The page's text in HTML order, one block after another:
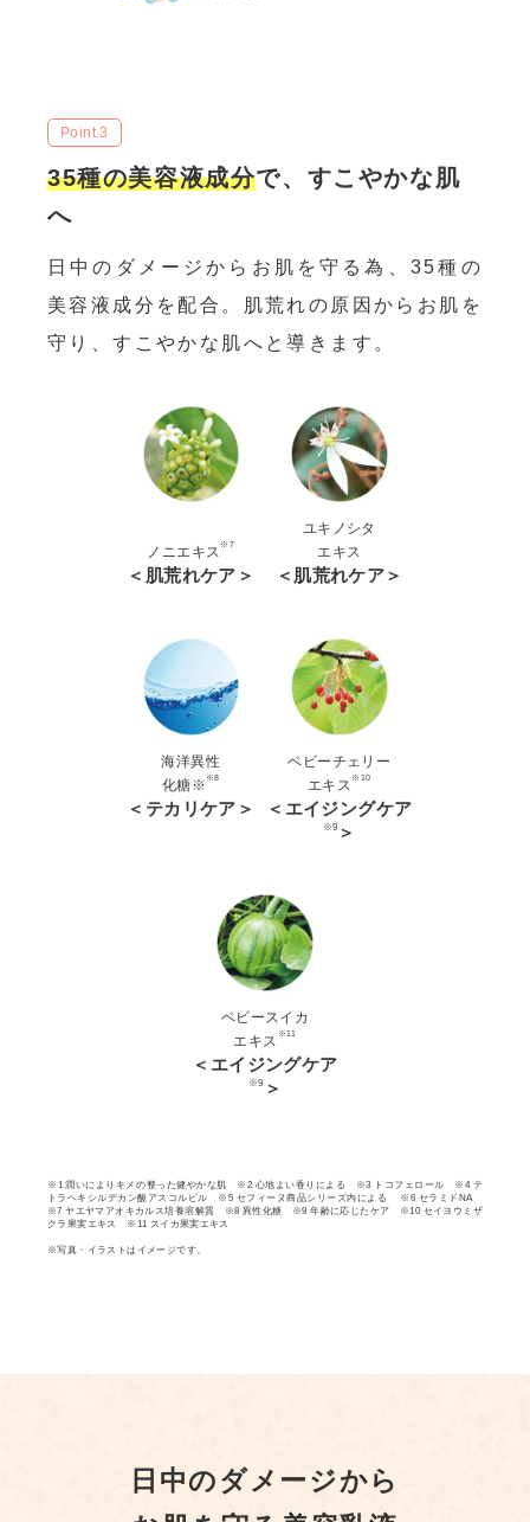
Point.3
35種の美容液成分で、すこやかな肌
へ
日中のダメージからお肌を守る為、35種の
美容液成分を配合。肌荒れの原因からお肌を
守り、すこやかな肌へと導きます。
ノニエキス ※7
＜肌荒れケア＞
ユキノシタ
エキス
＜肌荒れケア＞
海洋異性
化糖※ ※8
＜テカリケア＞
ベビーチェリー
エキス ※10
＜エイジングケア
※9 ＞
ベビースイカ
エキス ※11
＜エイジングケア
※9 ＞
※1 潤いによりキメの整った健やかな肌 ※2 心地よい香りによる ※3 トコフェロール ※4 テ
トラヘキシルデカン酸アスコルビル ※5 セフィーヌ商品シリーズ内による ※6 セラミドNA
※7 ヤエヤマアオキカルス培養溶解質 ※8 異性化糖 ※9 年齢に応じたケア ※10 セイヨウミザ
クラ果実エキス ※11 スイカ果実エキス
※写真・イラストはイメージです。
日中のダメージから